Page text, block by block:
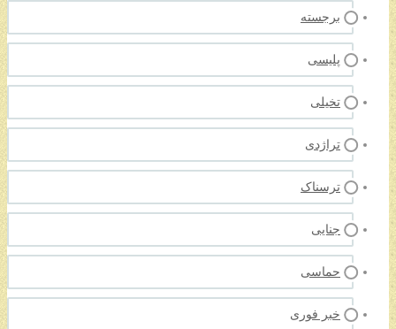
برجسته
پلیسی
تخیلی
تراژدی
ترسناک
جنایی
حماسی
خبر فوری